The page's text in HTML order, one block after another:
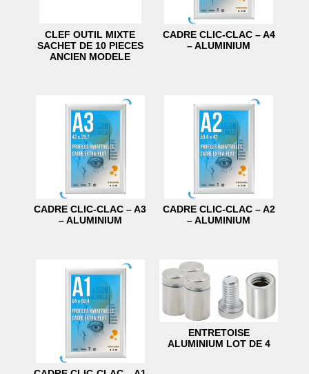
CLEF OUTIL MIXTE
SACHET DE 10 PIECES
ANCIEN MODELE
CADRE CLIC-CLAC – A4
– ALUMINIUM
CADRE CLIC-CLAC – A3
– ALUMINIUM
CADRE CLIC-CLAC – A2
– ALUMINIUM
ENTRETOISE
ALUMINIUM LOT DE 4